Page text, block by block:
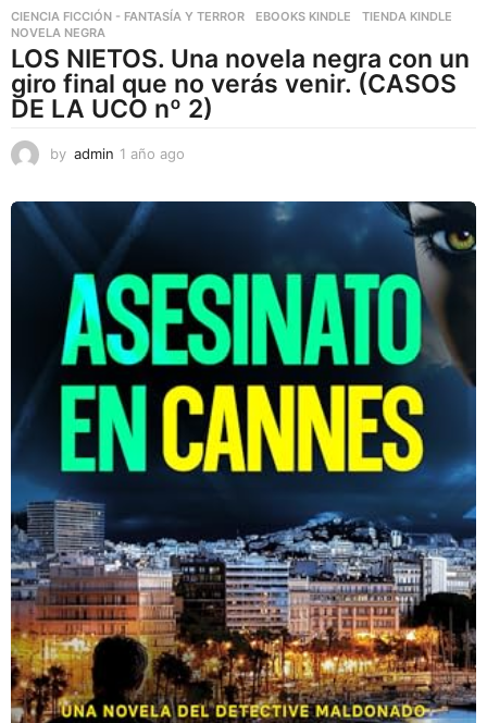
CIENCIA FICCIÓN - FANTASÍA Y TERROR ,EBOOKS KINDLE ,TIENDA KINDLE
NOVELA NEGRA
LOS NIETOS. Una novela negra con un
giro final que no verás venir. (CASOS
DE LA UCO nº 2)
by admin 1 año ago
o